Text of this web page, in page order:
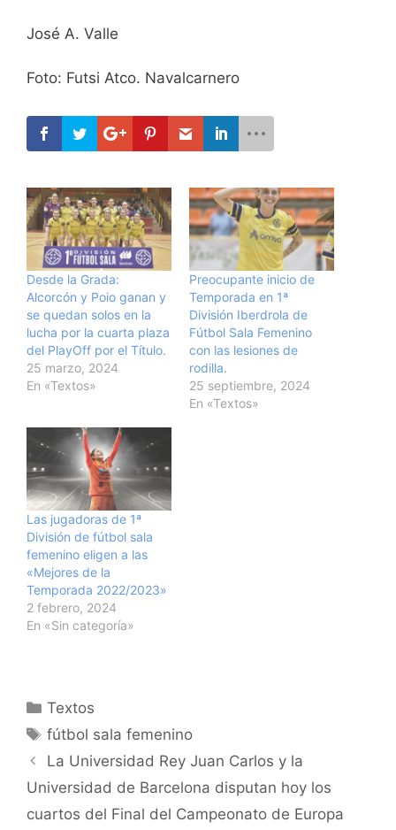
José A. Valle
Foto: Futsi Atco. Navalcarnero
Desde la Grada:
Alcorcón y Poio ganan y
se quedan solos en la
lucha por la cuarta plaza
del PlayOff por el Título.
25 marzo, 2024
En «Textos»
Preocupante inicio de
Temporada en 1ª
División Iberdrola de
Fútbol Sala Femenino
con las lesiones de
rodilla.
25 septiembre, 2024
En «Textos»
Las jugadoras de 1ª
División de fútbol sala
femenino eligen a las
«Mejores de la
Temporada 2022/2023»
2 febrero, 2024
En «Sin categoría»
Categorías
Textos
Etiquetas
fútbol sala femenino
Navegación
de
La Universidad Rey Juan Carlos y la
Universidad de Barcelona disputan hoy los
cuartos del Final del Campeonato de Europa